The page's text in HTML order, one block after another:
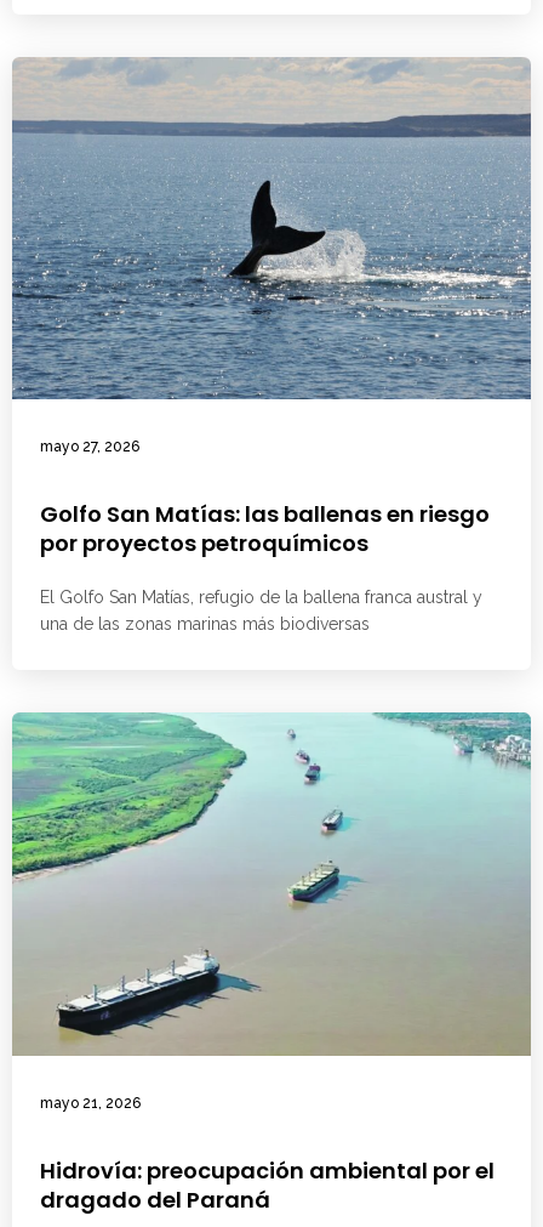
mayo 27, 2026
Golfo San Matías: las ballenas en riesgo
por proyectos petroquímicos
El Golfo San Matías, refugio de la ballena franca austral y
una de las zonas marinas más biodiversas
mayo 21, 2026
Hidrovía: preocupación ambiental por el
dragado del Paraná